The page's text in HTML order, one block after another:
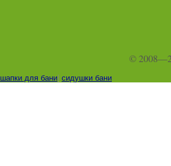
©
шапки для бани сидушки бани